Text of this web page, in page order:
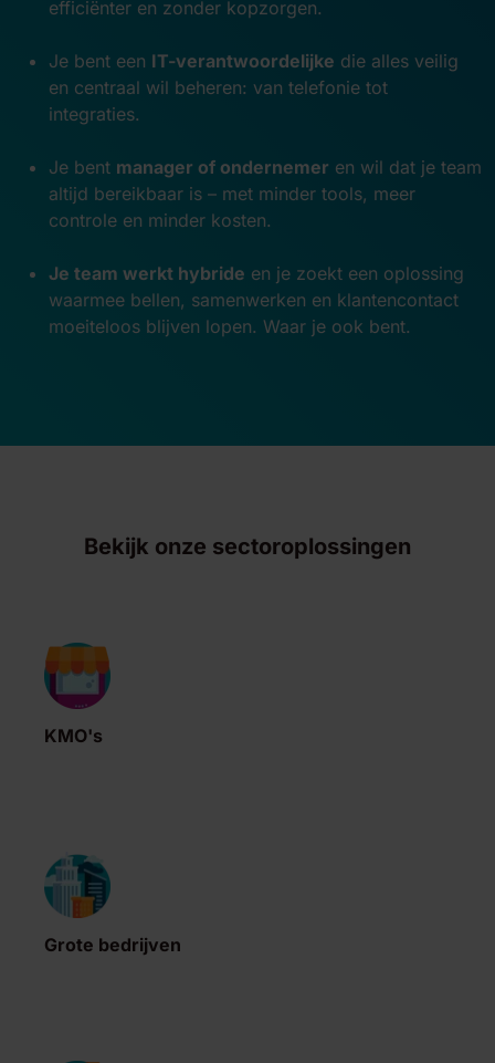
efficiënter en zonder kopzorgen.
Je bent een IT-verantwoordelijke die alles veilig
en centraal wil beheren: van telefonie tot
integraties.
Je bent manager of ondernemer en wil dat je team
altijd bereikbaar is – met minder tools, meer
controle en minder kosten.
Je team werkt hybride en je zoekt een oplossing
waarmee bellen, samenwerken en klantencontact
moeiteloos blijven lopen. Waar je ook bent.
Bekijk onze sectoroplossingen
KMO's
Grote bedrijven